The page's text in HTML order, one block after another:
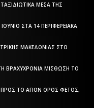
ΜΈΣΑ ΤΗΣ
ΣΤΑ 14 ΠΕΡΙΦΕΡΕΙΑΚΆ
ΜΑΚΕΔΟΝΊΑΣ ΣΤΟ
ΒΡΑΧΥΧΡΌΝΙΑ ΜΊΣΘΩΣΗ ΤΟ
ΤΟ ΆΓΙΟΝ ΌΡΟΣ ΦΈΤΟΣ,